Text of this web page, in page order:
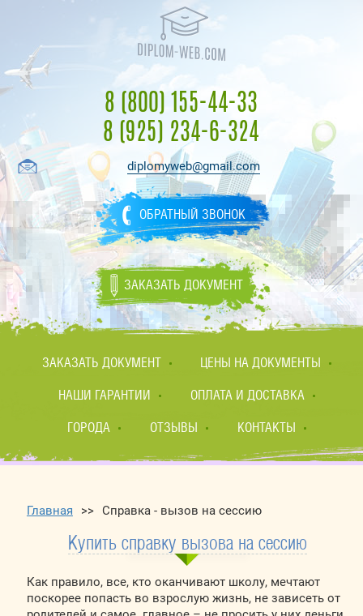
8 (800) 155-44-33
8 (925) 234-6-324
diplomyweb@gmail.com
ОБРАТНЫЙ ЗВОНОК
ЗАКАЗАТЬ ДОКУМЕНТ
ЗАКАЗАТЬ ДОКУМЕНТ ЦЕНЫ НА ДОКУМЕНТЫ
НАШИ ГАРАНТИИ ОПЛАТА И ДОСТАВКА
ГОРОДА ОТЗЫВЫ КОНТАКТЫ
Главная >> Справка - вызов на сессию
Купить справку вызова на сессию
Как правило, все, кто оканчивают школу, мечтают
поскорее попасть во взрослую жизнь, не зависеть от